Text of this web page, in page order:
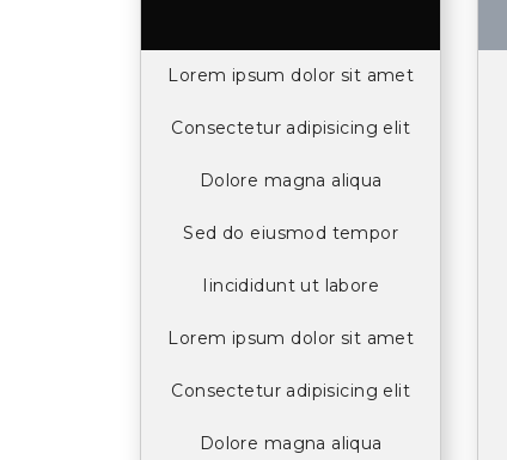
Lorem ipsum dolor sit amet
Consectetur adipisicing elit
Dolore magna aliqua
Sed do eiusmod tempor
Iincididunt ut labore
Lorem ipsum dolor sit amet
Consectetur adipisicing elit
Dolore magna aliqua